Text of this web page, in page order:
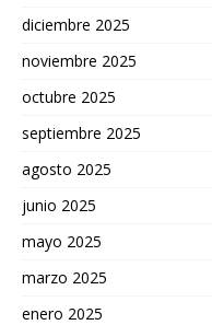
diciembre 2025
noviembre 2025
octubre 2025
septiembre 2025
agosto 2025
junio 2025
mayo 2025
marzo 2025
enero 2025